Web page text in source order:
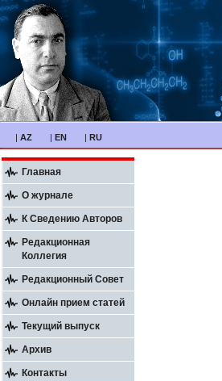
| AZ | EN | RU
Главная
О журнале
К Сведению Авторов
Редакционная
Коллегия
Редакционный Совет
Онлайн прием статей
Текущий выпуск
Архив
Контакты